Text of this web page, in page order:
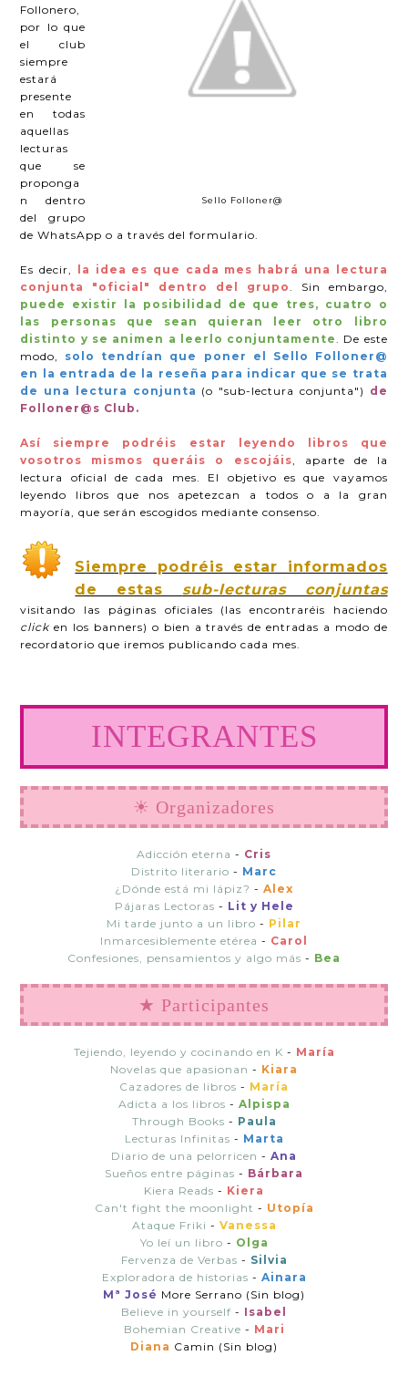
Sello Folloner@
Follonero,
por lo que
el club
siempre
estará
presente
en todas
aquellas
lecturas
que se
proponga
n dentro
del grupo
de WhatsApp o a través del formulario.
Es decir,
la idea es que cada mes habrá una lectura
conjunta "oficial" dentro del grupo. Sin embargo,
puede existir la posibilidad de que tres, cuatro o
las personas que sean quieran leer otro libro
distinto y se animen a leerlo conjuntamente. De este
modo, solo tendrían que poner el Sello Folloner@
en la entrada de la reseña para indicar que se trata
de una lectura conjunta (o "sub-lectura conjunta") de
Folloner@s Club.
Así siempre podréis estar leyendo libros que
vosotros mismos queráis o escojáis, aparte de la
lectura oficial de cada mes. El objetivo es que vayamos
leyendo libros que nos apetezcan a todos o a la gran
mayoría, que serán escogidos mediante consenso.
Siempre podréis estar informados
de estas sub-lecturas conjuntas
visitando las páginas oficiales (las encontraréis haciendo
clicken los banners) o bien a través de entradas a modo de
recordatorio que iremos publicando cada mes.
INTEGRANTES
☀ Organizadores
Adicción eterna - Cris
Distrito literario - Marc
¿Dónde está mi lápiz? - Alex
Pájaras Lectoras - Lit y Hele
Mi tarde junto a un libro - Pilar
Inmarcesiblemente etérea - Carol
Confesiones, pensamientos y algo más - Bea
★ Participantes
Tejiendo, leyendo y cocinando en K - María
Novelas que apasionan - Kiara
Cazadores de libros - María
Adicta a los libros - Alpispa
Through Books - Paula
Lecturas Infinitas - Marta
Diario de una pelorricen - Ana
Sueños entre páginas - Bárbara
Kiera Reads - Kiera
Can't fight the moonlight - Utopía
Ataque Friki - Vanessa
Yo leí un libro - Olga
Fervenza de Verbas - Silvia
Exploradora de historias - Ainara
Mª José More Serrano (Sin blog)
Believe in yourself - Isabel
Bohemian Creative - Mari
Diana Camin (Sin blog)